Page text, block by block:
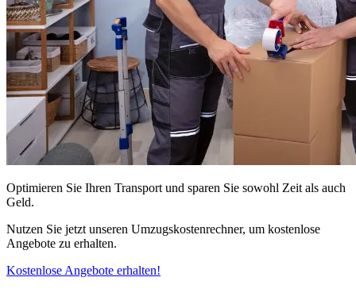
Optimieren Sie Ihren Transport und sparen Sie sowohl Zeit als auch
Geld.
Nutzen Sie jetzt unseren Umzugskostenrechner, um kostenlose
Angebote zu erhalten.
Kostenlose Angebote erhalten!